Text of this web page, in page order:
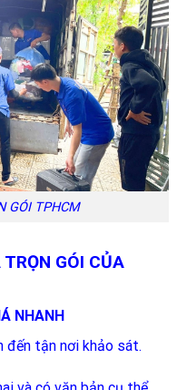
GÓI TPHCM
GÓI CỦA
NHANH
đến tận nơi khảo sát.